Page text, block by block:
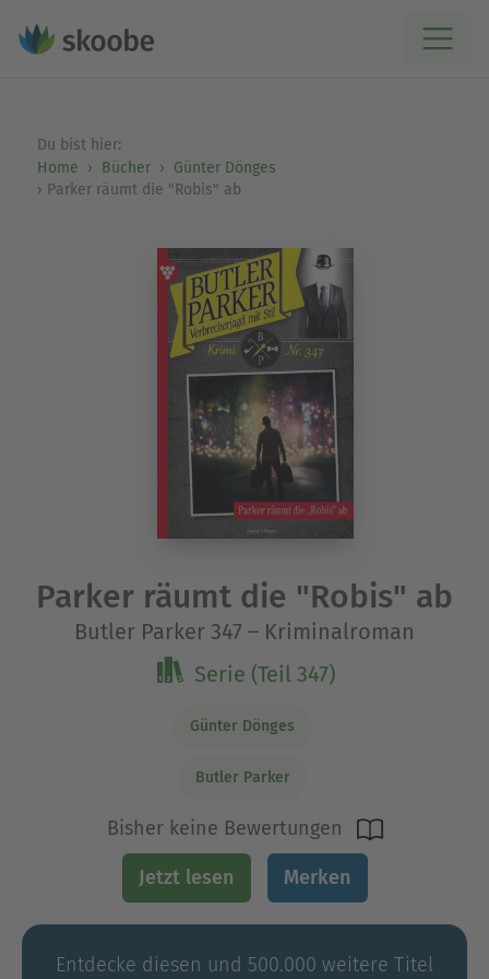
Du bist hier:
Home
Bücher
Günter Dönges
Parker räumt die "Robis" ab
Parker räumt die "Robis" ab
Butler Parker 347 – Kriminalroman
Serie (Teil 347)
Günter Dönges
Butler Parker
Bisher keine Bewertungen
Jetzt lesen Merken
Entdecke diesen und 500.000 weitere Titel